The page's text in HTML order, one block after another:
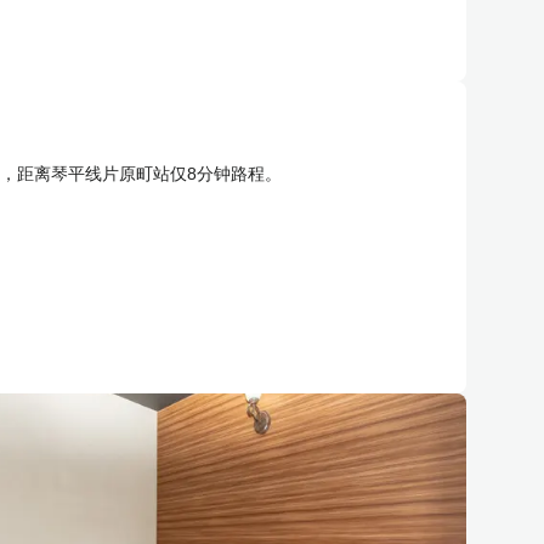
距离琴平线片原町站仅8分钟路程。